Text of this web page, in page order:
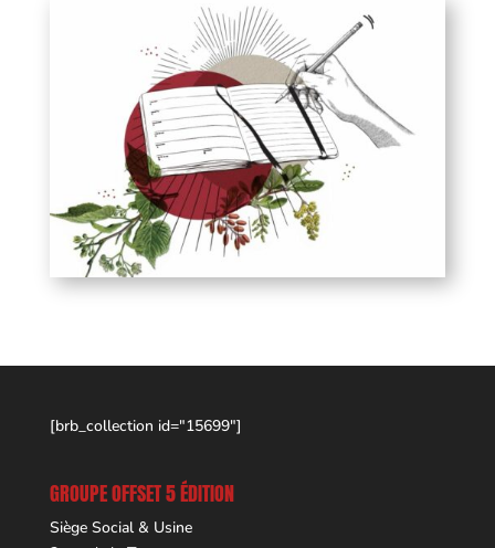
[brb_collection id="15699"]
GROUPE OFFSET 5 ÉDITION
Siège Social & Usine